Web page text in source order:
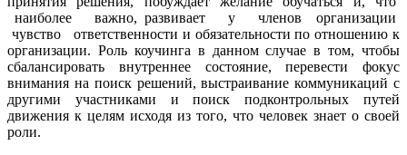
наиболее важно, развивает у членов организации
чувство ответственности и обязательности по отношению к
организации. Роль коучинга в данном случае в том, чтобы
сбалансировать внутреннее состояние, перевести фокус
внимания на поиск решений, выстраивание коммуникаций с
другими участниками и поиск подконтрольных путей
движения к целям исходя из того, что человек знает о своей
роли.